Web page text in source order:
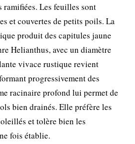
ramifiées. Les feuilles sont
et couvertes de petits poils. La
produit des capitules jaune
Helianthus, avec un diamètre
vivace rustique revient
progressivement des
racinaire profond lui permet de
bien drainés. Elle préfère les
et tolère bien les
fois établie.